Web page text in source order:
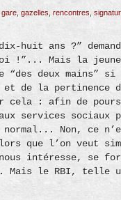
gare gazelles rencontres
dix-huit ans ?”
!”... Mais la
“des deux mains”
et de la pertinence
cela : afin de
services
normal... Non, ce
que l’on veut
intéresse, se
Mais le RBI, telle